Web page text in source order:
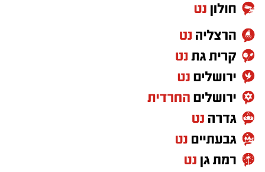
בראשות בעל המנגן ר' דודי קאליש, שידוע
ופנימי, כשלצידו ליד השולחן הסיבו, חבושי
שטריימלך, מקהלת "נגינה" המפוארת בליווי הרכב
מוזיקלי מורחב. ואכן, בשעות הבאות נסחפו
המשתתפים על גבי צליליה הענוגים של שבת
קודש, כשהם נהנים וחווים מקרוב את יצירות
המופת ממיטב חצרות החסידות, בהן בעלזא,
ויז'ניץ, פיטסבורג, מודז'יץ ועוד.
בהמשך נשאו דברים המשנה לראש העיר הרב